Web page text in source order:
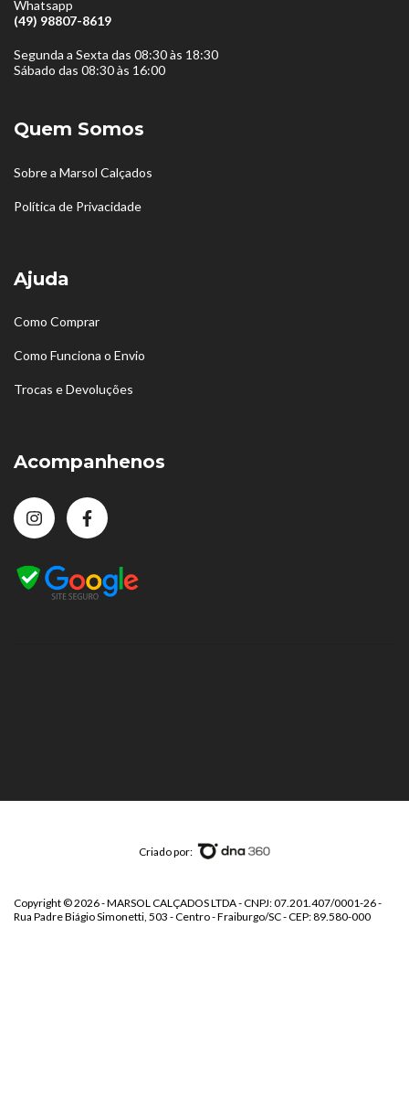
Whatsapp
(49) 98807-8619
Segunda a Sexta das 08:30 às 18:30
Sábado das 08:30 às 16:00
Quem Somos
Sobre a Marsol Calçados
Política de Privacidade
Ajuda
Como Comprar
Como Funciona o Envio
Trocas e Devoluções
Acompanhenos
Criado por:
Copyright © 2026 - MARSOL CALÇADOS LTDA - CNPJ: 07.201.407/0001-26 -
Rua Padre Biágio Simonetti, 503 - Centro - Fraiburgo/SC - CEP: 89.580-000